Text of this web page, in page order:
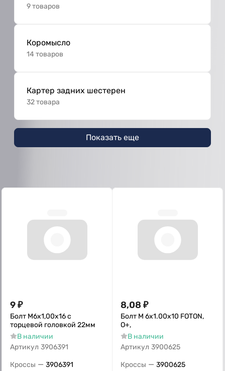
9 товаров
Коромысло
14 товаров
Картер задних шестерен
32 товара
Показать еще
9₽
Болт M6x1,00x16 с
торцевой головкой 22мм
В наличии
Артикул 3906391
Кроссы — 3906391
8,08 ₽
Болт M 6x1.00x10 FOTON,
О+,
В наличии
Артикул 3900625
Кроссы — 3900625